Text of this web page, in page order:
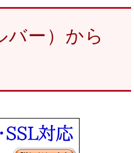
ー）から